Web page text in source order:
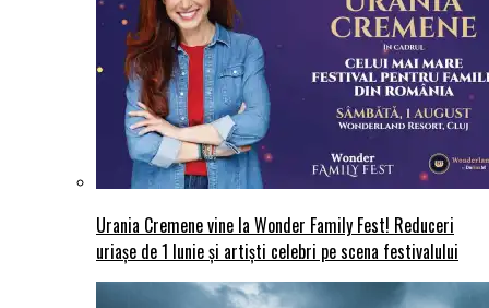
Urania Cremene vine la Wonder Family Fest! Reduceri
uriașe de 1 Iunie și artiști celebri pe scena festivalului